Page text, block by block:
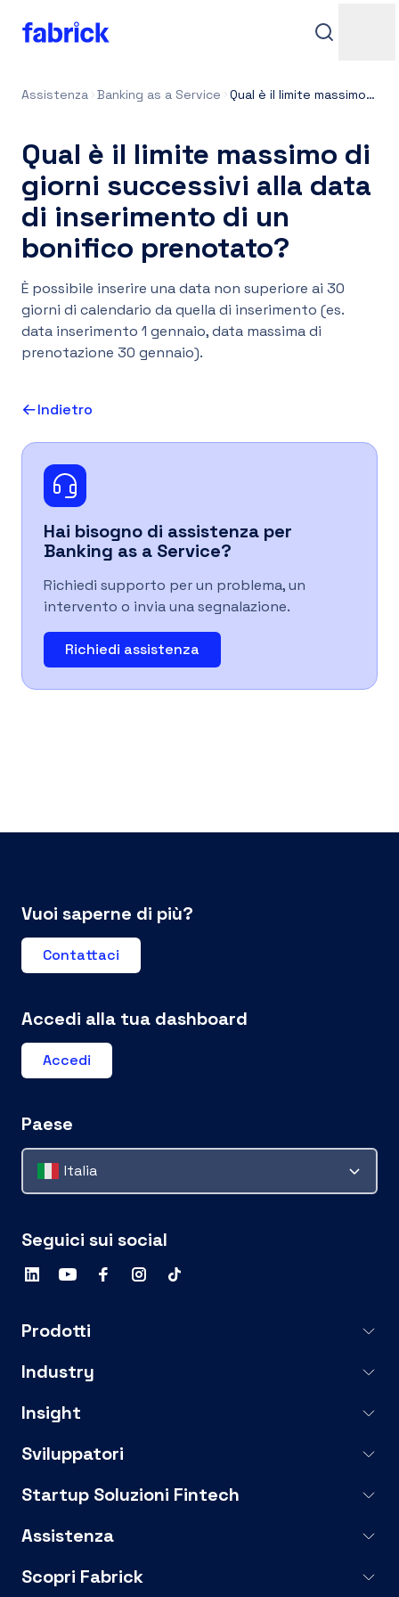
Assistenza
Contatti
IT
Assistenza Banking as a Service Qual è il limite massimo di giorni successivi alla data di inserimento di un bonifico prenotato?
Qual è il limite massimo di
giorni successivi alla data
di inserimento di un
bonifico prenotato?
È possibile inserire una data non superiore ai 30
giorni di calendario da quella di inserimento (es.
data inserimento 1 gennaio, data massima di
prenotazione 30 gennaio).
Indietro
Hai bisogno di assistenza per
Banking as a Service?
Richiedi supporto per un problema, un
intervento o invia una segnalazione.
Richiedi assistenza
Vuoi saperne di più?
Contattaci
Accedi alla tua dashboard
Accedi
Paese
Italia
Seguici sui social
Prodotti
Industry
Insight
Sviluppatori
Startup Soluzioni Fintech
Assistenza
Scopri Fabrick